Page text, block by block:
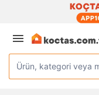
Ürün, kategori veya